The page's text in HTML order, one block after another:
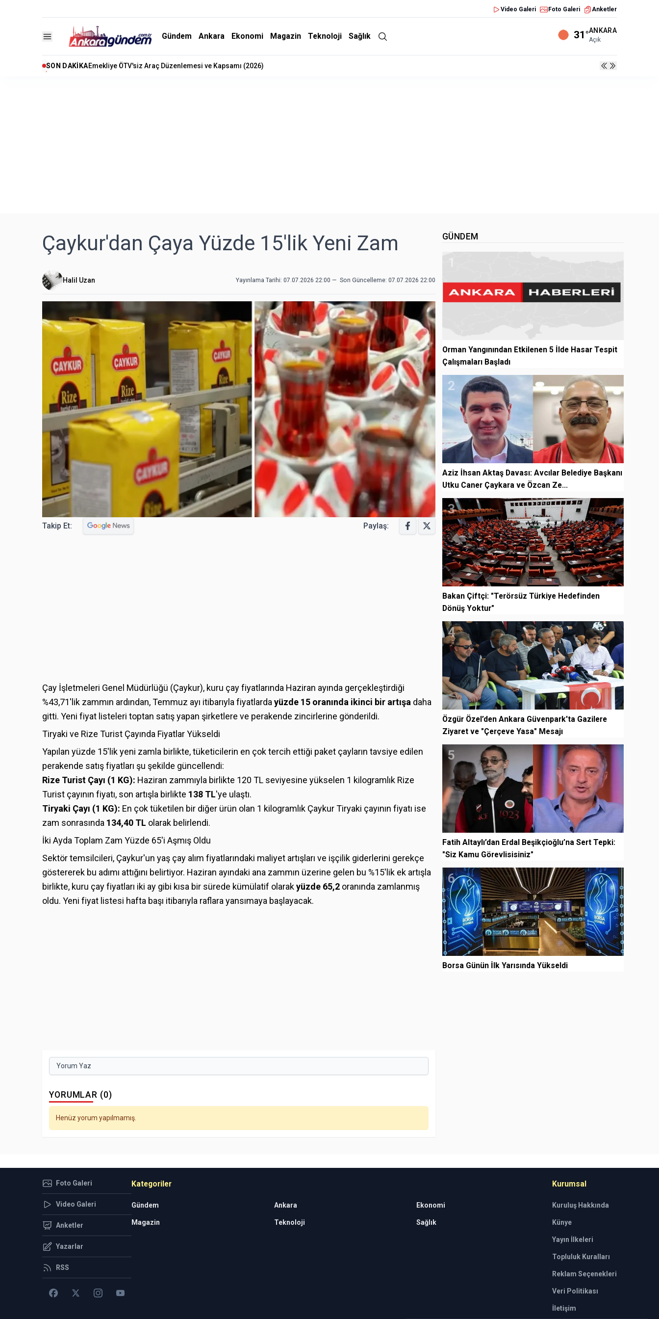
Video Galeri Foto Galeri Anketler
Gündem Ankara Ekonomi Magazin Teknoloji Sağlık 31°ANKARA
Açık
SON DAKIKAAkaryakıtta Sevindiren Gelisme: Benzine İndirim Geliyor
Çaykur'dan Çaya Yüzde 15'lik Yeni Zam
Halil Uzan Yayınlama Tarihi: 07.07.2026 22:00 — Son Güncelleme: 07.07.2026 22:00
Takip Et: Paylaş:
Çay İşletmeleri Genel Müdürlüğü (Çaykur), kuru çay fiyatlarında Haziran ayında gerçekleştirdiği
%43,71'lik zammın ardından, Temmuz ayı itibarıyla fiyatlarda yüzde 15 oranında ikinci bir artışa daha
gitti. Yeni fiyat listeleri toptan satış yapan şirketlere ve perakende zincirlerine gönderildi.
Tiryaki ve Rize Turist Çayında Fiyatlar Yükseldi
Yapılan yüzde 15'lik yeni zamla birlikte, tüketicilerin en çok tercih ettiği paket çayların tavsiye edilen
perakende satış fiyatları şu şekilde güncellendi:
Rize Turist Çayı (1 KG): Haziran zammıyla birlikte 120 TL seviyesine yükselen 1 kilogramlık Rize
Turist çayının fiyatı, son artışla birlikte 138 TL'ye ulaştı.
Tiryaki Çayı (1 KG): En çok tüketilen bir diğer ürün olan 1 kilogramlık Çaykur Tiryaki çayının fiyatı ise
zam sonrasında 134,40 TL olarak belirlendi.
İki Ayda Toplam Zam Yüzde 65'i Aşmış Oldu
Sektör temsilcileri, Çaykur'un yaş çay alım fiyatlarındaki maliyet artışları ve işçilik giderlerini gerekçe
göstererek bu adımı attığını belirtiyor. Haziran ayındaki ana zammın üzerine gelen bu %15'lik ek artışla
birlikte, kuru çay fiyatları iki ay gibi kısa bir sürede kümülatif olarakyüzde 65,2 oranında zamlanmış
oldu. Yeni fiyat listesi hafta başı itibarıyla raflara yansımaya başlayacak.
Yorum Yaz
YORUMLAR (0)
Henüz yorum yapılmamış.
GÜNDEM
1
Orman Yangınından Etkilenen 5 İlde Hasar Tespit
Çalışmaları Başladı
2
Aziz İhsan Aktaş Davası: Avcılar Belediye Başkanı
Utku Caner Çaykara ve Özcan Ze...
3
Bakan Çiftçi: "Terörsüz Türkiye Hedefinden
Dönüş Yoktur"
4
Özgür Özel’den Ankara Güvenpark'ta Gazilere
Ziyaret ve "Çerçeve Yasa" Mesajı
5
Fatih Altaylı’dan Erdal Beşikçioğlu’na Sert Tepki:
"Siz Kamu Görevlisisiniz"
6
Borsa Günün İlk Yarısında Yükseldi
Foto Galeri
Video Galeri
Anketler
Yazarlar
RSS
Kategoriler
Gündem Ankara Ekonomi
Magazin Teknoloji Sağlık
Kurumsal
Kuruluş Hakkında
Künye
Yayın İlkeleri
Topluluk Kuralları
Reklam Seçenekleri
Veri Politikası
İletişim